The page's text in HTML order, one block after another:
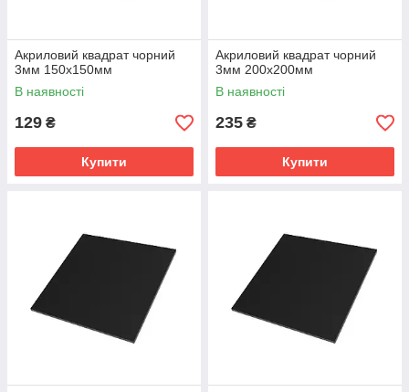
Акриловий квадрат чорний
3мм 150х150мм
В наявності
129 ₴
Купити
Акриловий квадрат чорний
3мм 200х200мм
В наявності
235 ₴
Купити